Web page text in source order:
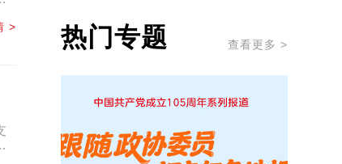
> 热门专题 查看更多 >